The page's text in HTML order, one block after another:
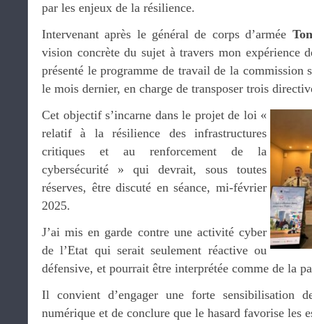
par les enjeux de la résilience.
Intervenant après le général de corps d’armée
vision concrète du sujet à travers mon expérience
présenté le programme de travail de la commission
le mois dernier, en charge de transposer trois
Cet objectif s’incarne dans le projet de loi «
relatif à la résilience des infrastructures
critiques et au renforcement de la
cybersécurité » qui devrait, sous toutes
réserves, être discuté en séance, mi-février
2025.
J’ai mis en garde contre une activité cyber
de l’Etat qui serait seulement réactive ou
défensive, et pourrait être interprétée comme de la
Il convient d’engager une forte sensibilisation
numérique et de conclure que le hasard favorise les